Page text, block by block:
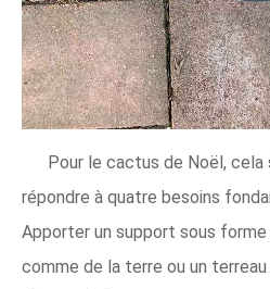
Pour le cactus de Noël, cela
répondre à quatre besoins
Apporter un support sous
comme de la terre ou un